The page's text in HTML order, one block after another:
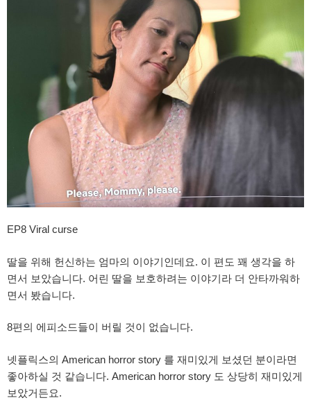
EP8 Viral curse
딸을 위해 헌신하는 엄마의 이야기인데요. 이 편도 꽤 생각을 하
면서 보았습니다. 어린 딸을 보호하려는 이야기라 더 안타까워하
면서 봤습니다.
8편의 에피소드들이 버릴 것이 없습니다.
넷플릭스의 American horror story 를 재미있게 보셨던 분이라면
좋아하실 것 같습니다. American horror story 도 상당히 재미있게
보았거든요.